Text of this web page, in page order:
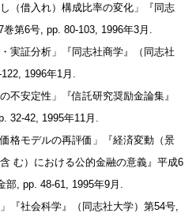
（借入れ）構成比率の変化」『同志
第6号, pp. 80-103, 1996年3月.
実証分析」『同志社商学』（同志社
1996年1月.
不安定性」『信託研究奨励金論集』
32-42, 1995年11月.
格モデルの再評価」『経済変動（景
む）における公的金融の意義』平成6
, pp. 48-61, 1995年9月.
『社会科学』（同志社大学）第54号,